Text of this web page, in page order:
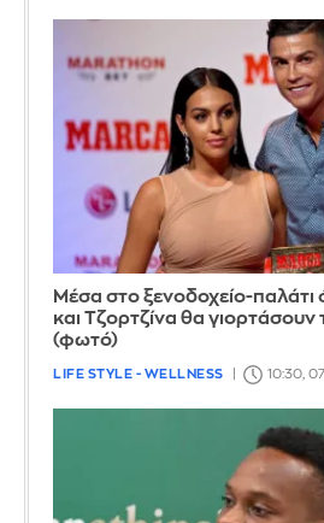
Μέσα στο ξενοδοχείο-
και Τζορτζίνα θα
(φωτό)
LIFE STYLE - WELLNESS 10:30,